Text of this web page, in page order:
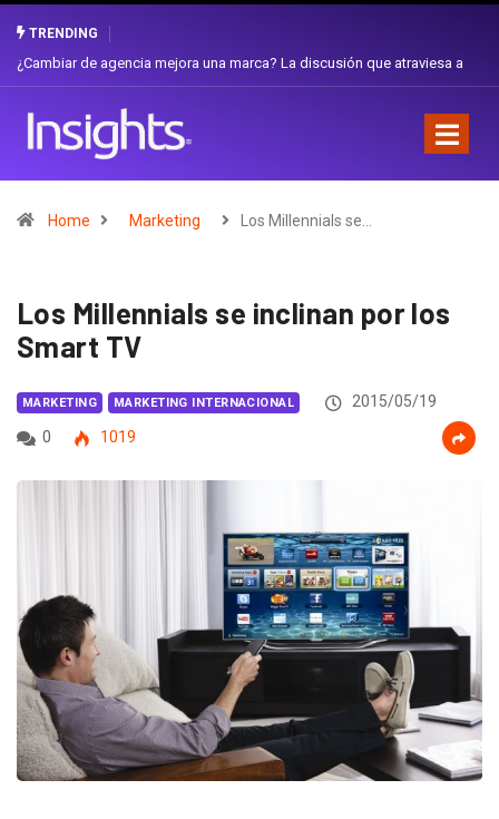
TRENDING
Gabriela Herrera y el arte de cambiarse el sombrero en Corporación
Home Marketing Los Millennials se…
Los Millennials se inclinan por los
Smart TV
MARKETING MARKETING INTERNACIONAL
2015/05/19
0
1019